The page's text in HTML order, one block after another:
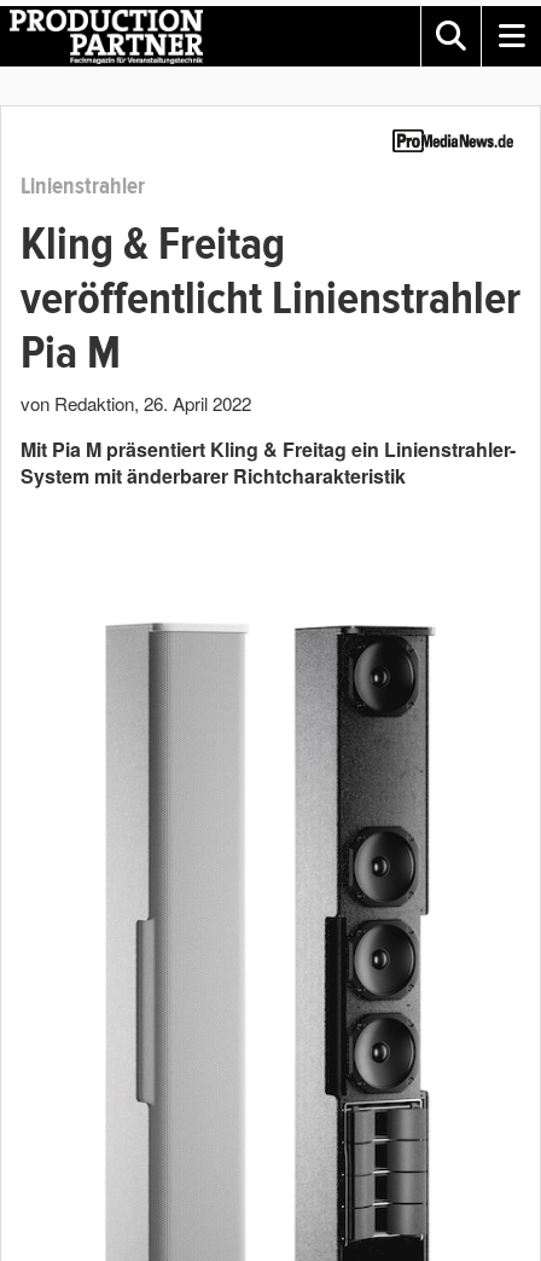
Linienstrahler
Kling & Freitag
veröffentlicht Linienstrahler
Pia M
von Redaktion, 26. April 2022
Mit Pia M präsentiert Kling & Freitag ein Linienstrahler-
System mit änderbarer Richtcharakteristik